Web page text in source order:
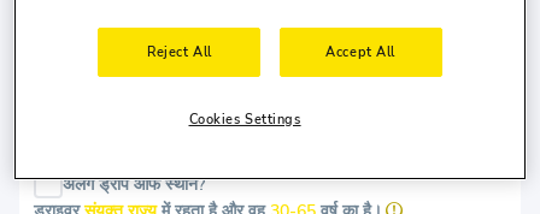
ड्रॉप-ऑफ दिनांक
11 अग॰, मंगल
ड्रॉप-ऑफ समय
10:00
खोजें
अलग ड्रॉप ऑफ स्थान?
Reject All Accept All
Cookies Settings